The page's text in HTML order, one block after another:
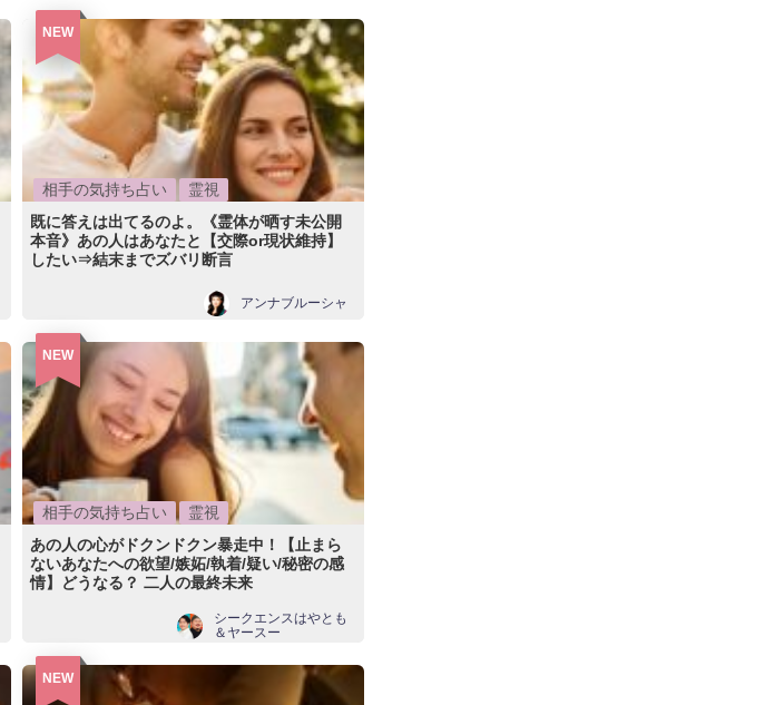
NEW
相手の気持ち占い
霊視
既に答えは出てるのよ。《霊体が晒す未公開
本音》あの人はあなたと【交際or現状維持】
したい⇒結末までズバリ断言
アンナブルーシャ
NEW
相手の気持ち占い
霊視
あの人の心がドクンドクン暴走中！【止まら
ないあなたへの欲望/嫉妬/執着/疑い/秘密の感
情】どうなる？ 二人の最終未来
シークエンスはやとも
＆ヤースー
NEW